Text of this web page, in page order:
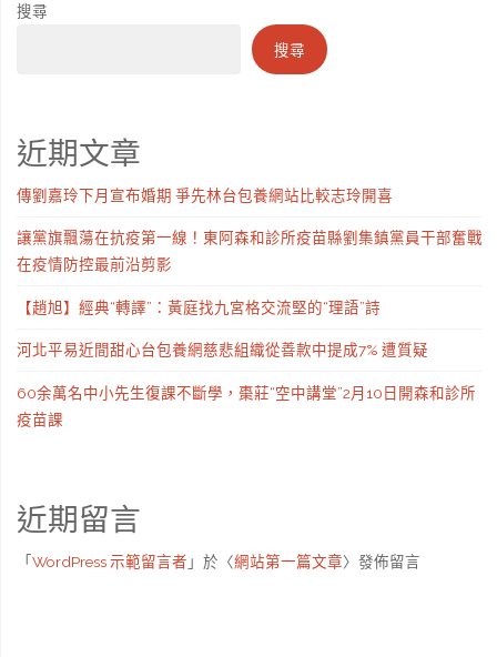
搜尋
搜尋
近期文章
傳劉嘉玲下月宣布婚期 爭先林台包養網站比較志玲開喜
讓黨旗飄蕩在抗疫第一線！東阿森和診所疫苗縣劉集鎮黨員干部奮戰
在疫情防控最前沿剪影
【趙旭】經典“轉譯”：黃庭找九宮格交流堅的“理語”詩
河北平易近間甜心台包養網慈悲組織從善款中提成7% 遭質疑
60余萬名中小先生復課不斷學，棗莊“空中講堂”2月10日開森和診所
疫苗課
近期留言
「 WordPress 示範留言者 」於〈網站第一篇文章〉發佈留言